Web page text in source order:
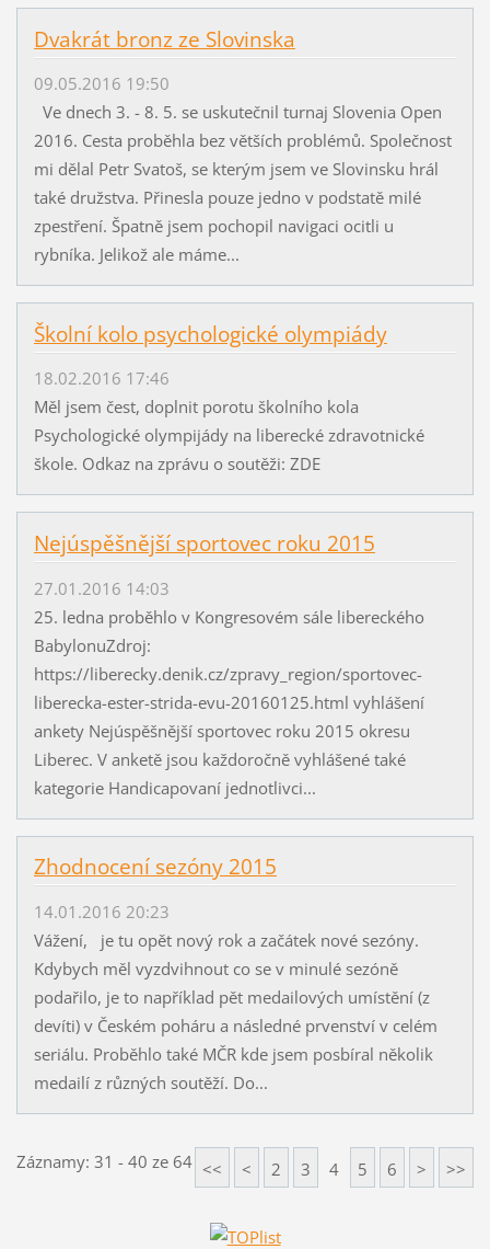
Dvakrát bronz ze Slovinska
09.05.2016 19:50
Ve dnech 3. - 8. 5. se uskutečnil turnaj Slovenia Open
2016. Cesta proběhla bez větších problémů. Společnost
mi dělal Petr Svatoš, se kterým jsem ve Slovinsku hrál
také družstva. Přinesla pouze jedno v podstatě milé
zpestření. Špatně jsem pochopil navigaci ocitli u
rybníka. Jelikož ale máme...
Školní kolo psychologické olympiády
18.02.2016 17:46
Měl jsem čest, doplnit porotu školního kola
Psychologické olympijády na liberecké zdravotnické
škole. Odkaz na zprávu o soutěži: ZDE
Nejúspěšnější sportovec roku 2015
27.01.2016 14:03
25. ledna proběhlo v Kongresovém sále libereckého
BabylonuZdroj:
https://liberecky.denik.cz/zpravy_region/sportovec-
liberecka-ester-strida-evu-20160125.html vyhlášení
ankety Nejúspěšnější sportovec roku 2015 okresu
Liberec. V anketě jsou každoročně vyhlášené také
kategorie Handicapovaní jednotlivci...
Zhodnocení sezóny 2015
14.01.2016 20:23
Vážení, je tu opět nový rok a začátek nové sezóny.
Kdybych měl vyzdvihnout co se v minulé sezóně
podařilo, je to například pět medailových umístění (z
devíti) v Českém poháru a následné prvenství v celém
seriálu. Proběhlo také MČR kde jsem posbíral několik
medailí z různých soutěží. Do...
Záznamy: 31 - 40 ze 64 << < 2 3 4 5 6 > >>